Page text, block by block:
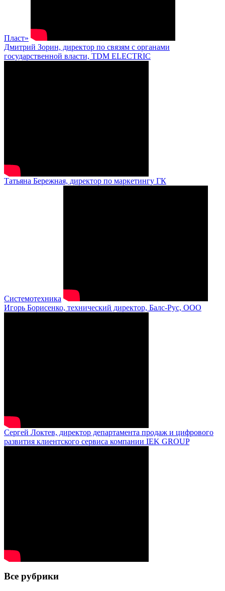
Пласт»
Дмитрий Зорин, директор по связям с органами
государственной власти, TDM ELECTRIC
Татьяна Бережная, директор по маркетингу ГК
Системотехника
Игорь Борисенко, технический директор, Балс-Рус, ООО
Сергей Локтев, директор департамента продаж и цифрового
развития клиентского сервиса компании IEK GROUP
Все рубрики